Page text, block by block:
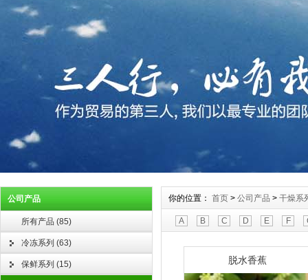
公司产品
所有产品 (85)
冷冻系列 (63)
保鲜系列 (15)
你的位置： 首页 > 公司产品 > 干燥系
A B C D E F
脱水香蕉